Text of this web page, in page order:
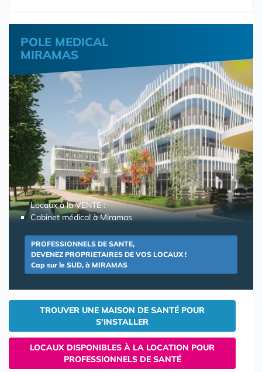
POLE MEDICAL
MIRAMAS
Locaux à la VENTE :
Cabinet médical à Miramas
PROFESSIONNELS DE SANTE,
DEVENEZ PROPRIETAIRES DE VOS LOCAUX !
Cap sur le SUD, à MIRAMAS
TROUVER UNE MAISON DE SANTÉ POUR
S'INSTALLER
LOCAUX DISPONIBLES À LA LOCATION POUR
PROFESSIONNELS DE SANTÉ